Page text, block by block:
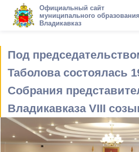
Официальный сайт
муниципального
Владикавказ
Под
Таболова состоялась
Собрания
Владикавказа VIII